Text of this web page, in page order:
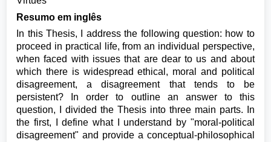
Resumo em inglês
In this Thesis, I address the following question: how to
proceed in practical life, from an individual perspective,
when faced with issues that are dear to us and about
which there is widespread ethical, moral and political
disagreement, a disagreement that tends to be
persistent? In order to outline an answer to this
question, I divided the Thesis into three main parts. In
the first, I define what I understand by "moral-political
disagreement" and provide a conceptual-philosophical